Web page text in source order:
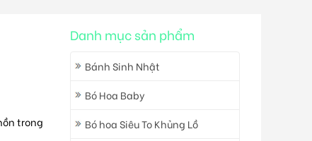
Danh mục sản phẩm
Bánh Sinh Nhật
Bó Hoa Baby
Bó hoa Siêu To Khủng Lồ
trong